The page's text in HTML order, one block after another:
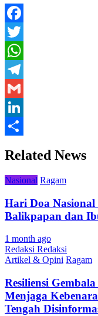
Facebook
Twitter
WhatsApp
Telegram
Gmail
LinkedIn
Related News
Nasional Ragam
Hari Doa Nasional
Balikpapan dan
1 month ago
Redaksi Redaksi
Artikel & Opini Ragam
Resiliensi
Menjaga
Tengah